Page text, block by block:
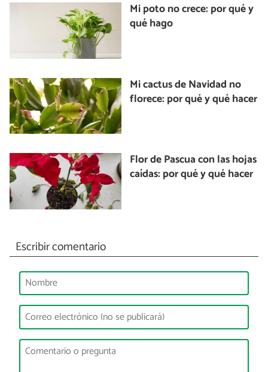
Mi poto no crece: por qué y
qué hago
Mi cactus de Navidad no
florece: por qué y qué hacer
Flor de Pascua con las hojas
caídas: por qué y qué hacer
Escribir comentario